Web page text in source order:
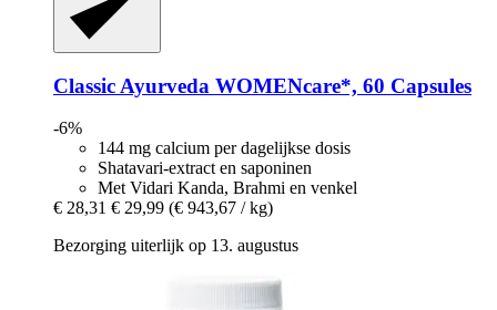
Classic Ayurveda WOMENcare*, 60 Capsules
-6%
144 mg calcium per dagelijkse dosis
Shatavari-extract en saponinen
Met Vidari Kanda, Brahmi en venkel
€ 28,31 € 29,99 (€ 943,67 / kg)
Bezorging uiterlijk op 13. augustus